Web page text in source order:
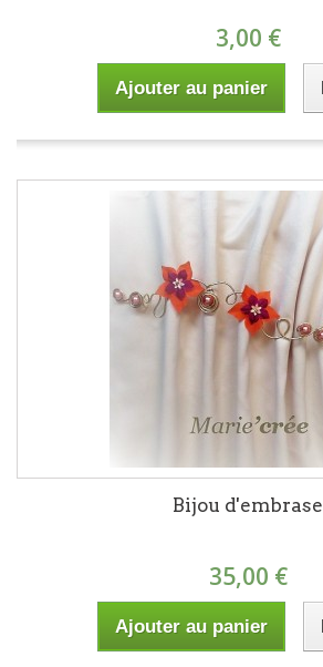
3,00 €
Ajouter au panier
Bijou d'embrase
35,00 €
Ajouter au panier